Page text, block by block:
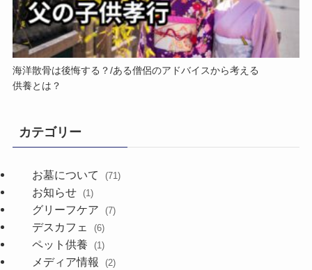
海洋散骨は​後悔する？​/ある​僧侶の​アドバイスから​考える​
供養とは？
カテゴリー
お墓について (71)
お知らせ (1)
グリーフケア (7)
デスカフェ (6)
ペット供養 (1)
メディア情報 (2)